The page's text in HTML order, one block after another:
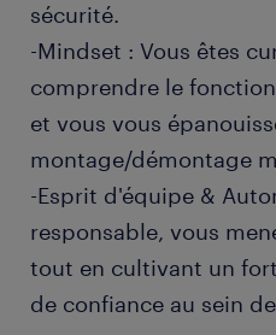
sécurité.
-Mindset : Vous êtes
comprendre le
et vous vous
montage/démontage
-Esprit d'équipe &
responsable, vous
tout en cultivant un
de confiance au sein